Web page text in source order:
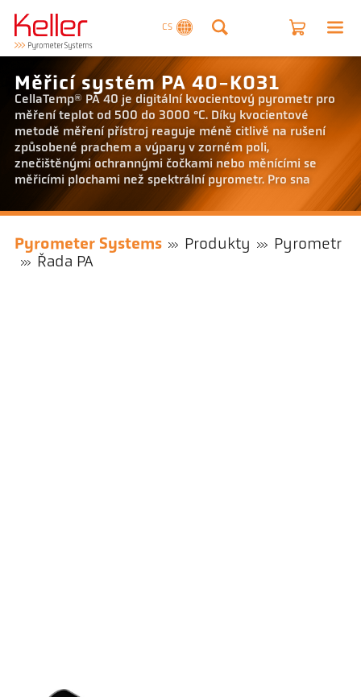
CS
Měřicí systém PA 40-K031
CellaTemp® PA 40 je digitální kvocientový pyrometr pro
měření teplot od 500 do 3000 °C. Díky kvocientové
metodě měření přístroj reaguje méně citlivě na rušení
způsobené prachem a výpary v zorném poli,
znečištěnými ochrannými čočkami nebo měnícími se
měřicími plochami než spektrální pyrometr. Pro sna
Pyrometer Systems Produkty
Pyrometr
Řada PA